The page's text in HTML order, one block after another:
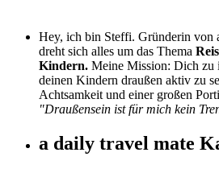
Hey, ich bin Steffi. Gründerin von
dreht sich alles um das Thema
Kindern. Meine Mission: Dich zu
deinen Kindern draußen aktiv zu
Achtsamkeit und einer großen
"Draußensein ist für mich kein
a daily travel mate